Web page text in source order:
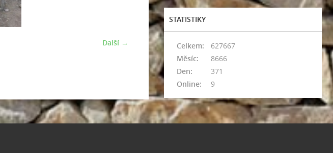
Další →
STATISTIKY
Online: 9
Celkem:
627667
Měsíc:
8666
Den:
371